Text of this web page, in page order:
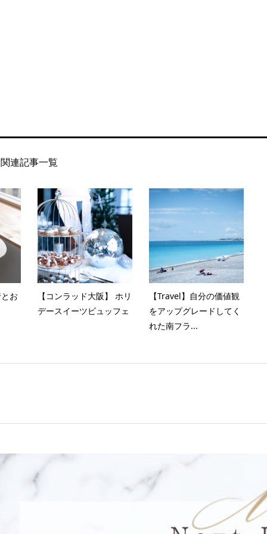
関連記事一覧
お
【コンラッド大阪】 ホリ
デースイーツビュッフェ
【Travel】自分の価値観
をアップグレードしてく
れた南フラ...